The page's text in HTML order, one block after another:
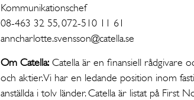
Kommunikationschef
08-463 32 55, 072-510 11 61
anncharlotte.svensson@catella.se
Om Catella: Catella är en finansiell rådgivare
och aktier. Vi har en ledande position inom
anställda i tolv länder. Catella är listat på First